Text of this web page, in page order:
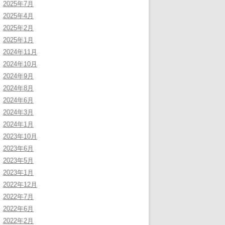
2025年7月
2025年4月
2025年2月
2025年1月
2024年11月
2024年10月
2024年9月
2024年8月
2024年6月
2024年3月
2024年1月
2023年10月
2023年6月
2023年5月
2023年1月
2022年12月
2022年7月
2022年6月
2022年2月